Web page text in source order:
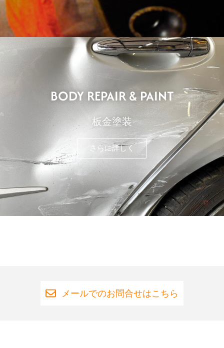
BODY REPAIR & PAINT
板金塗装
さらに詳しく
メールでのお問合せはこちら